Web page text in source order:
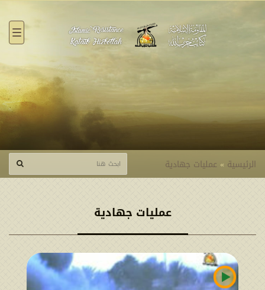
الرئيسية » عمليات جهادية
عمليات جهادية